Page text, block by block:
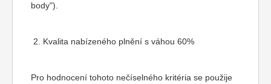
body").
2. Kvalita nabízeného plnění s váhou 60%
Pro hodnocení tohoto nečíselného kritéria se použije